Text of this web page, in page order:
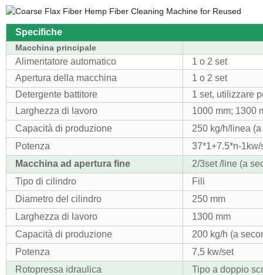
Specifiche
Macchina principale
Alimentatore automatico
1 o 2 set
Apertura della macchina
1 o 2 set
Detergente battitore
1 set, utilizzare
Larghezza di lavoro
1000 mm; 1300
Capacità di produzione
250 kg/h/linea
Potenza
37*1+7.5*n-1kw/
Macchina ad apertura fine
2/3set /line (a
Tipo di cilindro
Fili
Diametro del cilindro
250 mm
Larghezza di lavoro
1300 mm
Capacità di produzione
200 kg/h (a
Potenza
7,5 kw/set
Rotopressa idraulica
Tipo a doppio